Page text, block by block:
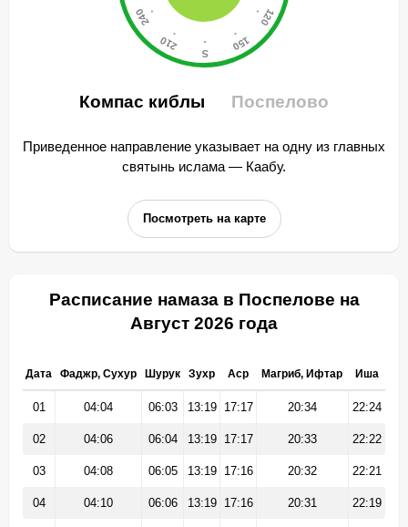
Компас киблы Поспелово
Приведенное направление указывает на одну из главных
святынь ислама — Каабу.
Посмотреть на карте
Расписание намаза в Поспелове на
Август 2026 года
Дата Фаджр, Сухур Шурук Зухр Аср Магриб, Ифтар Иша
01 04:04 06:03 13:19 17:17 20:34 22:24
02 04:06 06:04 13:19 17:17 20:33 22:22
03 04:08 06:05 13:19 17:16 20:32 22:21
04 04:10 06:06 13:19 17:16 20:31 22:19